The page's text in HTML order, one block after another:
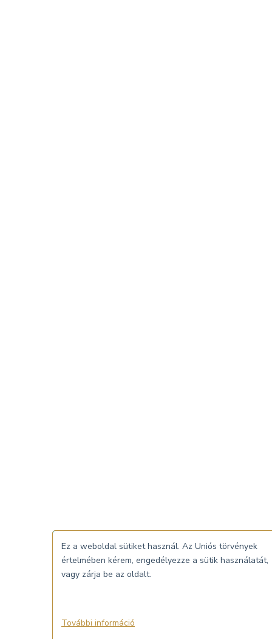
Ez a weboldal sütiket használ. Az Uniós törvények
értelmében kérem, engedélyezze a sütik használatát,
vagy zárja be az oldalt.
További információ